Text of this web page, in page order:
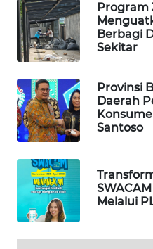
Program
Berbagi
Sekitar
Provinsi
Daerah
Santoso
Melalui
LPKKI
LKKI
KOPEKLIN
PORTAL
FORWAMKI
ALPERKLINAS